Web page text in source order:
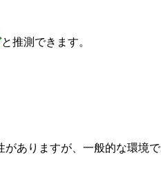
と推測できます。
ありますが、一般的な環境